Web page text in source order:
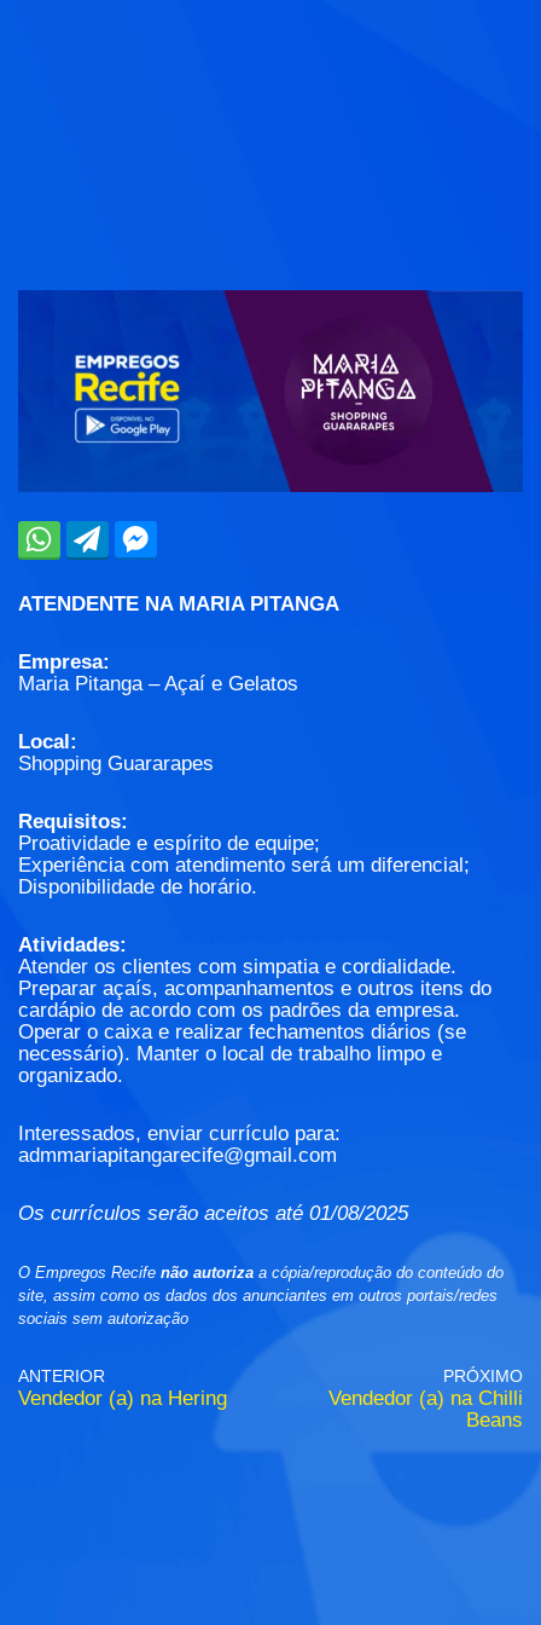
ATENDENTE NA MARIA PITANGA
Empresa:
Maria Pitanga – Açaí e Gelatos
Local:
Shopping Guararapes
Requisitos:
Proatividade e espírito de equipe;
Experiência com atendimento será um diferencial;
Disponibilidade de horário.
Atividades:
Atender os clientes com simpatia e cordialidade.
Preparar açaís, acompanhamentos e outros itens do
cardápio de acordo com os padrões da empresa.
Operar o caixa e realizar fechamentos diários (se
necessário). Manter o local de trabalho limpo e
organizado.
Interessados, enviar currículo para:
admmariapitangarecife@gmail.com
Os currículos serão aceitos até 01/08/2025
O Empregos Recife não autoriza a cópia/reprodução do conteúdo do
site, assim como os dados dos anunciantes em outros portais/redes
sociais sem autorização
ANTERIOR
Vendedor (a) na Hering
PRÓXIMO
Vendedor (a) na Chilli
Beans